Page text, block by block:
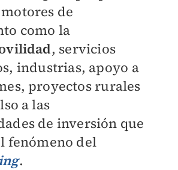
de
como la
, servicios
industrias, apoyo a
proyectos rurales
a las
de inversión que
fenómeno del
.